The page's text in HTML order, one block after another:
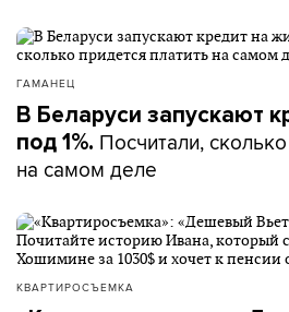
ГАМАНЕЦ
В Беларуси запускают
под 1%. Посчитали,
на самом деле
КВАРТИРОСЪЕМКА